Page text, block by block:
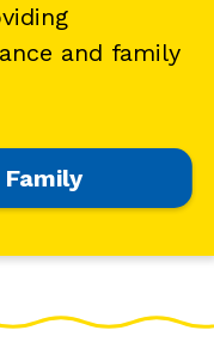
and family
Family